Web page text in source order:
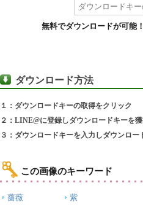
無料でダウンロードが可能！
ダウンロード方法
１：ダウンロードキーの取得をクリック
２：LINE@に登録しダウンロードキーを
３：ダウンロードキーを入力しダウンロー
この画像のキーワード
薔薇 紫